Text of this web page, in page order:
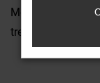
Motorisierung
treffen.